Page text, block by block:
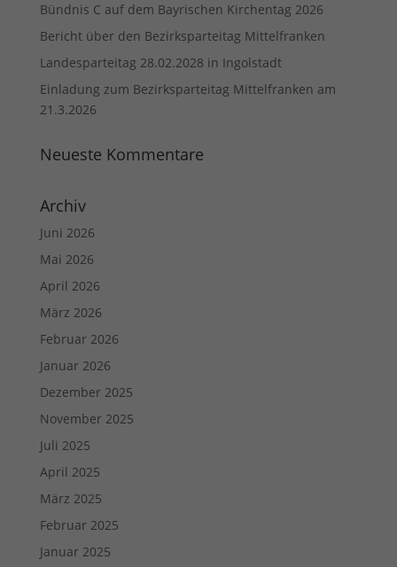
Bündnis C auf dem Bayrischen Kirchentag 2026
Bericht über den Bezirksparteitag Mittelfranken
Landesparteitag 28.02.2028 in Ingolstadt
Einladung zum Bezirksparteitag Mittelfranken am
21.3.2026
Neueste Kommentare
Archiv
Juni 2026
Mai 2026
April 2026
März 2026
Februar 2026
Januar 2026
Dezember 2025
November 2025
Juli 2025
April 2025
März 2025
Februar 2025
Januar 2025